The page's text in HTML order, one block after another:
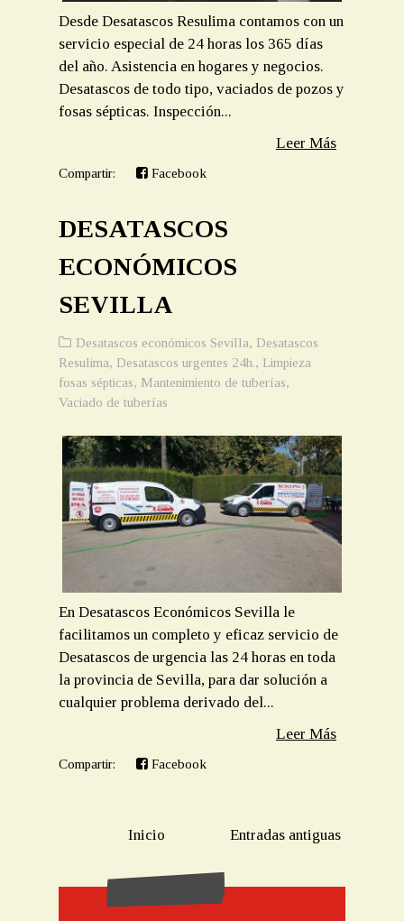
Desde Desatascos Resulima contamos con un
servicio especial de 24 horas los 365 días
del año. Asistencia en hogares y negocios.
Desatascos de todo tipo, vaciados de pozos y
fosas sépticas. Inspección...
Leer Más
Compartir: Facebook
DESATASCOS
ECONÓMICOS
SEVILLA
Desatascos económicos Sevilla, Desatascos
Resulima, Desatascos urgentes 24h., Limpieza
fosas sépticas, Mantenimiento de tuberías,
Vaciado de tuberías
En Desatascos Económicos Sevilla le
facilitamos un completo y eficaz servicio de
Desatascos de urgencia las 24 horas en toda
la provincia de Sevilla, para dar solución a
cualquier problema derivado del...
Leer Más
Compartir: Facebook
Entradas antiguas
Inicio